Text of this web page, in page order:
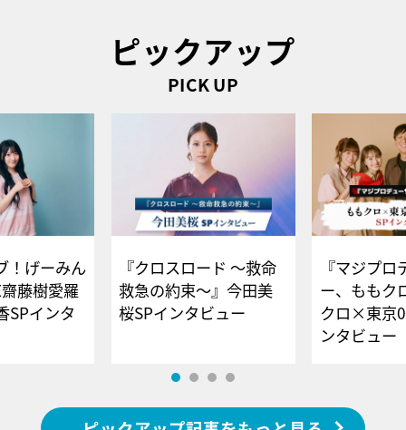
ピックアップ
PICK UP
！げーみん
藤樹愛羅
SPインタ
『クロスロード ～救命
救急の約束～』今田美
桜SPインタビュー
『マジプロ
ー、ももク
クロ×東京
ンタビュー